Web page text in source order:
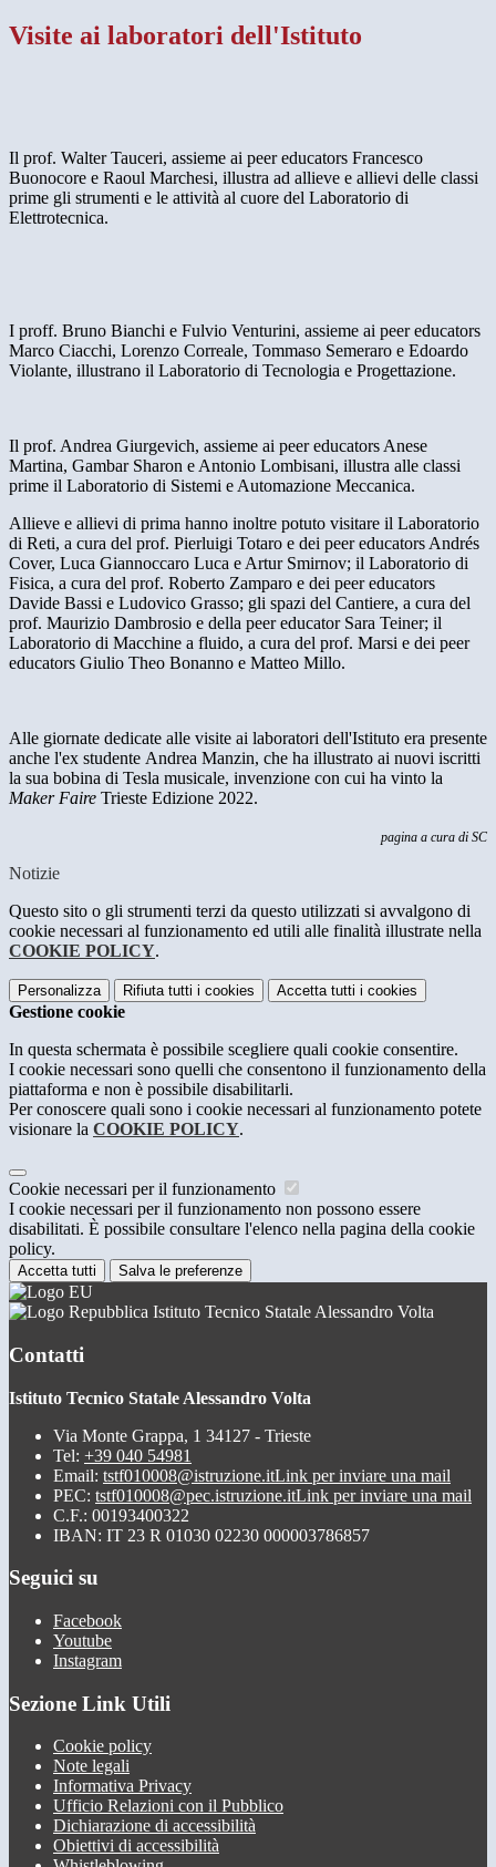
Visite ai laboratori dell'Istituto
Il prof. Walter Tauceri, assieme ai peer educators Francesco
Buonocore e Raoul Marchesi, illustra ad allieve e allievi delle classi
prime gli strumenti e le attività al cuore del Laboratorio di
Elettrotecnica.
I proff. Bruno Bianchi e Fulvio Venturini, assieme ai peer educators
Marco Ciacchi, Lorenzo Correale, Tommaso Semeraro e Edoardo
Violante, illustrano il Laboratorio di Tecnologia e Progettazione.
Il prof. Andrea Giurgevich, assieme ai peer educators Anese
Martina, Gambar Sharon e Antonio Lombisani, illustra alle classi
prime il Laboratorio di Sistemi e Automazione Meccanica.
Allieve e allievi di prima hanno inoltre potuto visitare il Laboratorio
di Reti, a cura del prof. Pierluigi Totaro e dei peer educators Andrés
Cover, Luca Giannoccaro Luca e Artur Smirnov; il Laboratorio di
Fisica, a cura del prof. Roberto Zamparo e dei peer educators
Davide Bassi e Ludovico Grasso; gli spazi del Cantiere, a cura del
prof. Maurizio Dambrosio e della peer educator Sara Teiner; il
Laboratorio di Macchine a fluido, a cura del prof. Marsi e dei peer
educators Giulio Theo Bonanno e Matteo Millo.
Alle giornate dedicate alle visite ai laboratori dell'Istituto era presente
anche l'ex studente Andrea Manzin, che ha illustrato ai nuovi iscritti
la sua bobina di Tesla musicale, invenzione con cui ha vinto la
Maker Faire Trieste Edizione 2022.
pagina a cura di SC
Notizie
Questo sito o gli strumenti terzi da questo utilizzati si avvalgono di
cookie necessari al funzionamento ed utili alle finalità illustrate nella
COOKIE POLICY.
Personalizza Rifiuta tutti i cookies Accetta tutti i cookies
Gestione cookie
In questa schermata è possibile scegliere quali cookie consentire.
I cookie necessari sono quelli che consentono il funzionamento della
piattaforma e non è possibile disabilitarli.
Per conoscere quali sono i cookie necessari al funzionamento potete
visionare la COOKIE POLICY.
Cookie necessari per il funzionamento
I cookie necessari per il funzionamento non possono essere
disabilitati. È possibile consultare l'elenco nella pagina della cookie
policy.
Accetta tutti Salva le preferenze
Istituto Tecnico Statale Alessandro Volta
Contatti
Istituto Tecnico Statale Alessandro Volta
Via Monte Grappa, 1 34127 - Trieste
Tel: +39 040 54981
Email: tstf010008@istruzione.itLink per inviare una mail
PEC: tstf010008@pec.istruzione.itLink per inviare una mail
C.F.: 00193400322
IBAN: IT 23 R 01030 02230 000003786857
Seguici su
Facebook
Youtube
Instagram
Sezione Link Utili
Cookie policy
Note legali
Informativa Privacy
Ufficio Relazioni con il Pubblico
Dichiarazione di accessibilità
Obiettivi di accessibilità